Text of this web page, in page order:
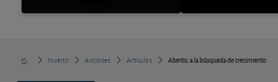
Invertir Acciones Artículos Abertis: a la búsqueda de crecimiento